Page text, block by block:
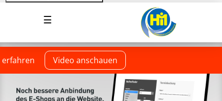
Navigation
aktivieren/deaktivieren
☰
Video anschauen